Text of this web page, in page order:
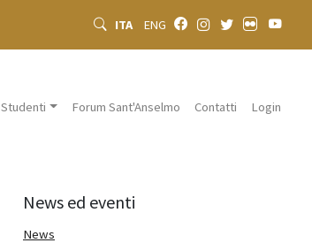
ITA ENG
Studenti Forum Sant'Anselmo Contatti Login
News ed eventi
News